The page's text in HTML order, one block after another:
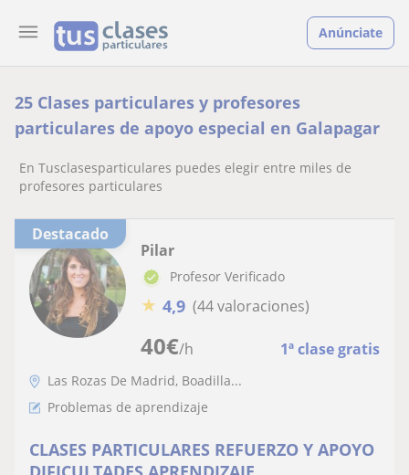
Anúnciate
25 Clases particulares y profesores
particulares de apoyo especial en Galapagar
En Tusclasesparticulares puedes elegir entre miles de
profesores particulares
Destacado
40€/h 1ª clase gratis
Pilar
Profesor Verificado
★ 4,9 (44 valoraciones)
Las Rozas De Madrid, Boadilla...
Problemas de aprendizaje
CLASES PARTICULARES REFUERZO Y APOYO